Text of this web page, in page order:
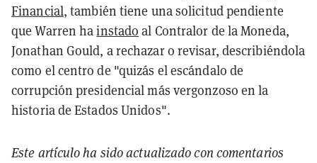
Financial, también tiene una solicitud pendiente
que Warren hainstado al Contralor de la Moneda,
Jonathan Gould, a rechazar o revisar, describiéndola
como el centro de "quizás el escándalo de
corrupción presidencial más vergonzoso en la
historia de Estados Unidos".
Este artículo ha sido actualizado con comentarios